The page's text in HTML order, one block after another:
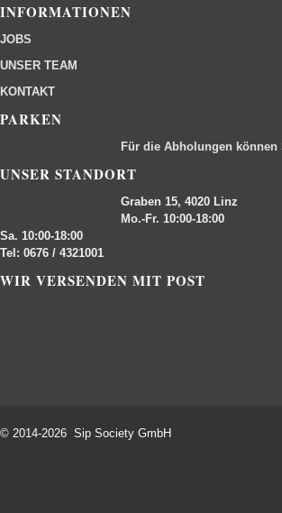
INFORMATIONEN
JOBS
UNSER TEAM
KONTAKT
PARKEN
Für die Abholungen
UNSER STANDORT
Graben 15, 4020 Linz
Mo.-Fr. 10:00-18:00
Sa. 10:00-18:00
Tel: 0676 / 4321001
WIR VERSENDEN MIT POST
© 2014-2026 Sip Society GmbH